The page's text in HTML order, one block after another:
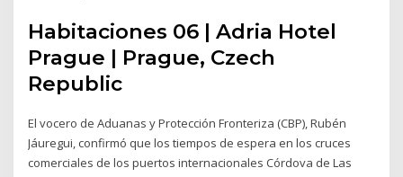
Habitaciones 06 | Adria Hotel
Prague | Prague, Czech
Republic
El vocero de Aduanas y Protección Fronteriza (CBP), Rubén
Jáuregui, confirmó que los tiempos de espera en los cruces
comerciales de los puertos internacionales Córdova de Las